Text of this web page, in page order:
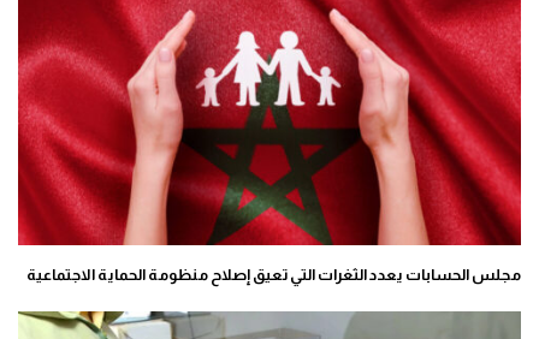
مجلس الحسابات يعدد الثغرات التي تعيق إصلاح منظومة الحماية الاجتماعية